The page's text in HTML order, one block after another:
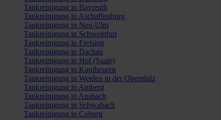
Tankreinigung in Bayreuth
Tankreinigung in Aschaffenburg
Tankreinigung in Neu-Ulm
Tankreinigung in Schweinfurt
Tankreinigung in Freising
Tankreinigung in Dachau
Tankreinigung in Hof (Saale)
Tankreinigung in Kaufbeuren
Tankreinigung in Weiden in der Oberpfalz
Tankreinigung in Amberg
Tankreinigung in Ansbach
Tankreinigung in Schwabach
Tankreinigung in Coburg